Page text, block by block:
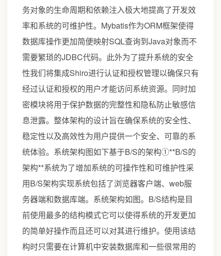
务对象的生命周期和依赖注入极大地提高了开发效
率和系统的可维护性。Mybatis作为ORM框架使得
数据库操作更加简便映射SQL查询到Java对象而不
需要繁琐的JDBC代码。此外为了提升系统的安全
性我们将集成Shiro进行认证和授权管理以确保只有
经过认证和授权的用户才能访问系统资源。同时加
密模块将用于保护数据的完整性和隐私防止敏感信
息泄露。整体架构的设计旨在确保系统的安全性、
稳定性以及高效性为用户提供一个安全、可靠的系
统体验。系统架构图如下基于B/S的架构①**B/S的
架构**系统为了增加系统的可操作性和可维护性采
用B/S架构实现系统包括了浏览器客户端、web服
务器端和数据库端。系统架构如图。B/S结构是目
前使用最多的结构模式它可以使得系统的开发更加
的简单好操作而且还可以对其进行维护。使用该结
构时只需要在计算机中安装数据库和一些很常用的